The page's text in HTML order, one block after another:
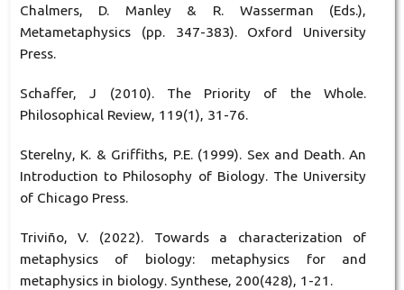
Chalmers, D. Manley & R. Wasserman (Eds.),
Metametaphysics (pp. 347-383). Oxford University
Press.
Schaffer, J (2010). The Priority of the Whole.
Philosophical Review, 119(1), 31-76.
Sterelny, K. & Griffiths, P.E. (1999). Sex and Death. An
Introduction to Philosophy of Biology. The University
of Chicago Press.
Triviño, V. (2022). Towards a characterization of
metaphysics of biology: metaphysics for and
metaphysics in biology. Synthese, 200(428), 1-21.